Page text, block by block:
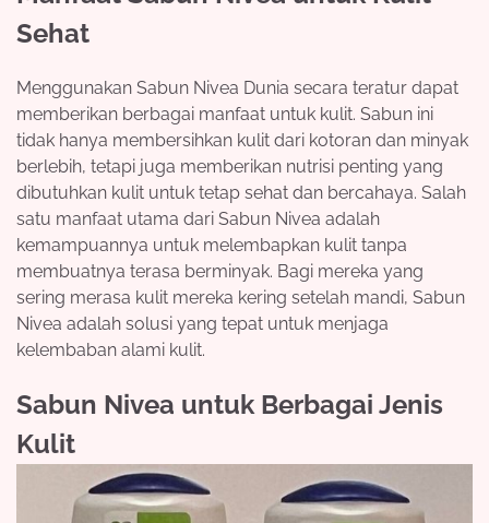
Sehat
Menggunakan Sabun Nivea Dunia secara teratur dapat
memberikan berbagai manfaat untuk kulit. Sabun ini
tidak hanya membersihkan kulit dari kotoran dan minyak
berlebih, tetapi juga memberikan nutrisi penting yang
dibutuhkan kulit untuk tetap sehat dan bercahaya. Salah
satu manfaat utama dari Sabun Nivea adalah
kemampuannya untuk melembapkan kulit tanpa
membuatnya terasa berminyak. Bagi mereka yang
sering merasa kulit mereka kering setelah mandi, Sabun
Nivea adalah solusi yang tepat untuk menjaga
kelembaban alami kulit.
Sabun Nivea untuk Berbagai Jenis
Kulit